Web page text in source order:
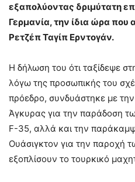
εξαπολύοντας δριμύτατη
Γερμανία, την ίδια ώρα
Ρετζέπ Ταγίπ Ερντογάν.
Η δήλωση του ότι ταξίδεψε
λόγω της προσωπικής του
πρόεδρο, συνδυάστηκε με
Άγκυρας για την παράδοση
F-35, αλλά και την
Ουάσιγκτον για την παροχή
εξοπλίσουν το τουρκικό